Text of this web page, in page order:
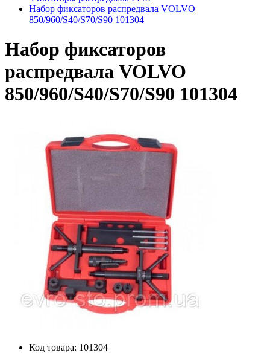
Набор фиксаторов распредвала VOLVO
850/960/S40/S70/S90 101304
Набор фиксаторов
распредвала VOLVO
850/960/S40/S70/S90 101304
Код товара: 101304